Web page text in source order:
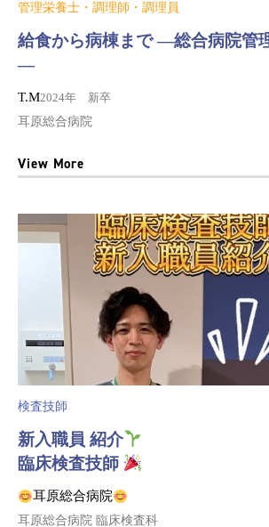
管理栄養士・調理師・調理員
給食から病棟まで ―総合病院管
―
T.M2024年 新卒
耳原総合病院
View More
検査技師
新入職員 紹介
臨床検査技師
耳原総合病院
耳原総合病院 臨床検査科